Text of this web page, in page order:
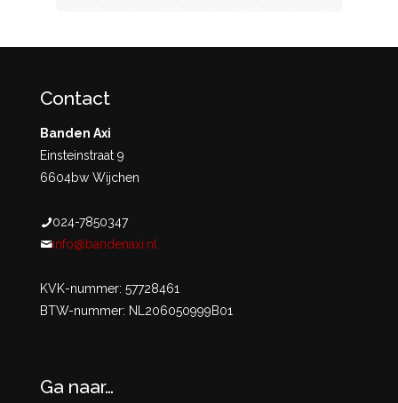
Contact
Banden Axi
Einsteinstraat 9
6604bw Wijchen
024-7850347
info@bandenaxi.nl
KVK-nummer: 57728461
BTW-nummer: NL206050999B01
Ga naar…